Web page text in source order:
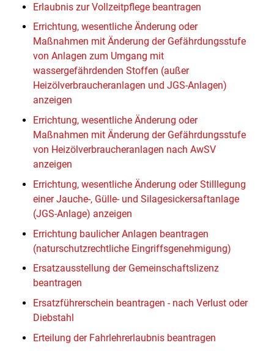
Erlaubnis zur Vollzeitpflege beantragen
Errichtung, wesentliche Änderung oder
Maßnahmen mit Änderung der Gefährdungsstufe
von Anlagen zum Umgang mit
wassergefährdenden Stoffen (außer
Heizölverbraucheranlagen und JGS-Anlagen)
anzeigen
Errichtung, wesentliche Änderung oder
Maßnahmen mit Änderung der Gefährdungsstufe
von Heizölverbraucheranlagen nach AwSV
anzeigen
Errichtung, wesentliche Änderung oder Stilllegung
einer Jauche-, Gülle- und Silagesickersaftanlage
(JGS-Anlage) anzeigen
Errichtung baulicher Anlagen beantragen
(naturschutzrechtliche Eingriffsgenehmigung)
Ersatzausstellung der Gemeinschaftslizenz
beantragen
Ersatzführerschein beantragen - nach Verlust oder
Diebstahl
Erteilung der Fahrlehrerlaubnis beantragen